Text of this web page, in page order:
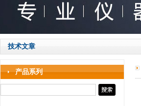
技术文章
产品系列